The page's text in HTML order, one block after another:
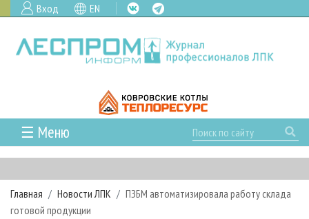
Вход EN
☰ Меню
ГЛАВНАЯ
РУБРИКИ И ТЕМЫ
РУБРИКИ ЖУРНАЛА
НОВОСТИ
Главная Новости ЛПК
ПЗБМ автоматизировала работу склада
готовой продукции